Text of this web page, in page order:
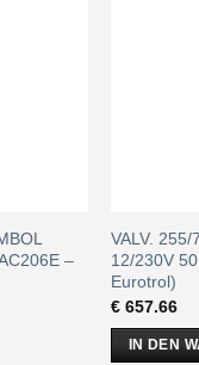
–
VALV. 255/
12/230V
Eurotrol)
€ 657.66
IN DEN